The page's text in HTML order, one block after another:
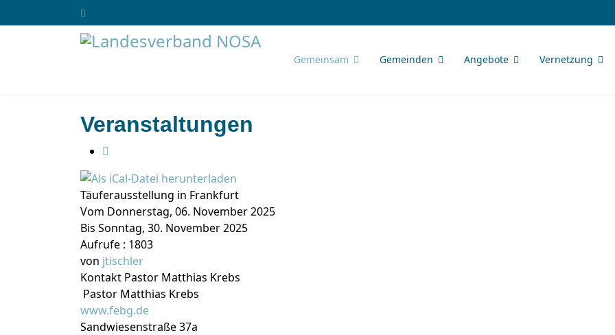
Gemeinsam Gemeinden Angebote Vernetzung
Veranstaltungen
Täuferausstellung in Frankfurt
Vom Donnerstag, 06. November 2025
Bis Sonntag, 30. November 2025
Aufrufe : 1803
von jtischler
Kontakt Pastor Matthias Krebs
Pastor Matthias Krebs
www.febg.de
Sandwiesenstraße 37a